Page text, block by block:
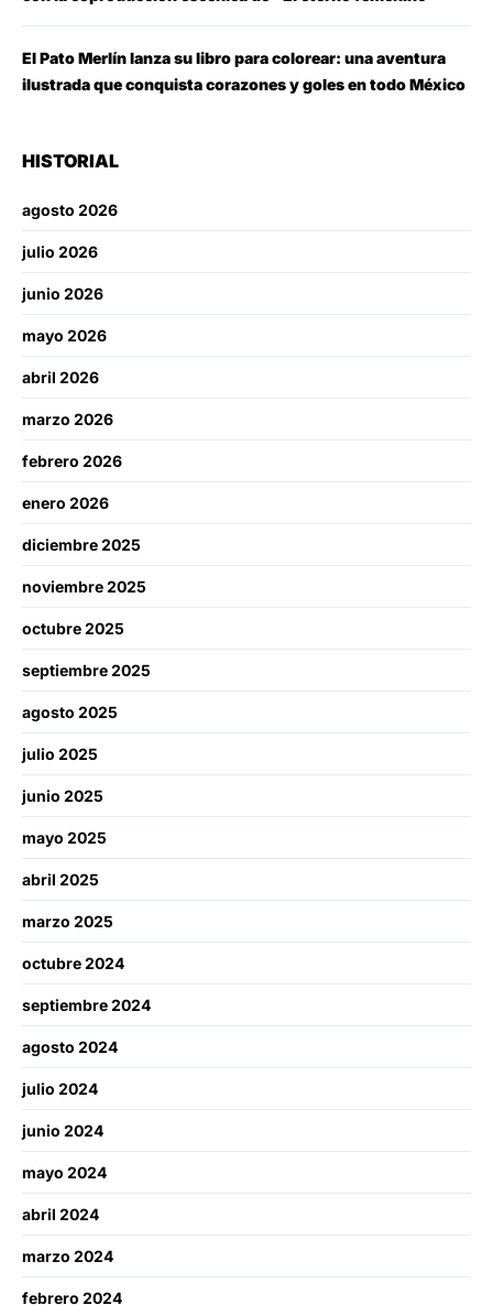
El Pato Merlín lanza su libro para colorear: una aventura
ilustrada que conquista corazones y goles en todo México
HISTORIAL
agosto 2026
julio 2026
junio 2026
mayo 2026
abril 2026
marzo 2026
febrero 2026
enero 2026
diciembre 2025
noviembre 2025
octubre 2025
septiembre 2025
agosto 2025
julio 2025
junio 2025
mayo 2025
abril 2025
marzo 2025
octubre 2024
septiembre 2024
agosto 2024
julio 2024
junio 2024
mayo 2024
abril 2024
marzo 2024
febrero 2024